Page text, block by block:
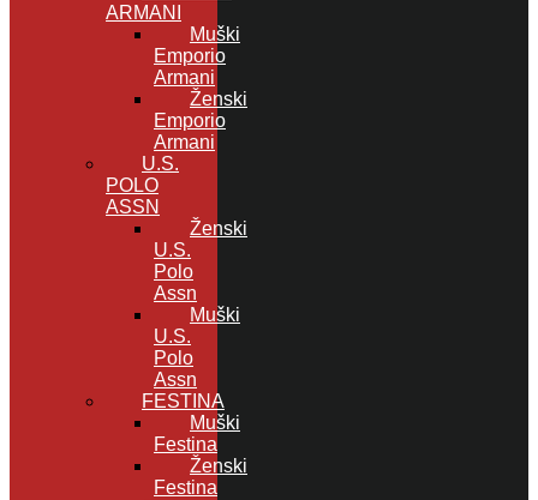
ARMANI
Muški
Emporio
Armani
Ženski
Emporio
Armani
U.S.
POLO
ASSN
Ženski
U.S.
Polo
Assn
Muški
U.S.
Polo
Assn
FESTINA
Muški
Festina
Ženski
Festina